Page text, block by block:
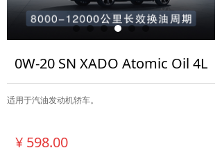
0W-20 SN XADO Atomic Oil 4L
适用于汽油发动机轿车。
¥ 598.00